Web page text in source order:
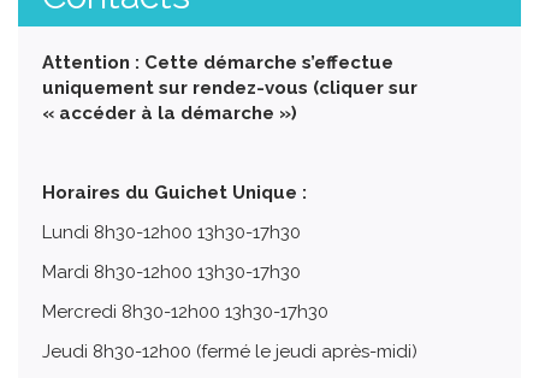
Attention : Cette démarche s’effectue
uniquement sur rendez-vous (cliquer sur
« accéder à la démarche »)
Horaires du Guichet Unique :
Lundi 8h30-12h00 13h30-17h30
Mardi 8h30-12h00 13h30-17h30
Mercredi 8h30-12h00 13h30-17h30
Jeudi 8h30-12h00 (fermé le jeudi après-midi)